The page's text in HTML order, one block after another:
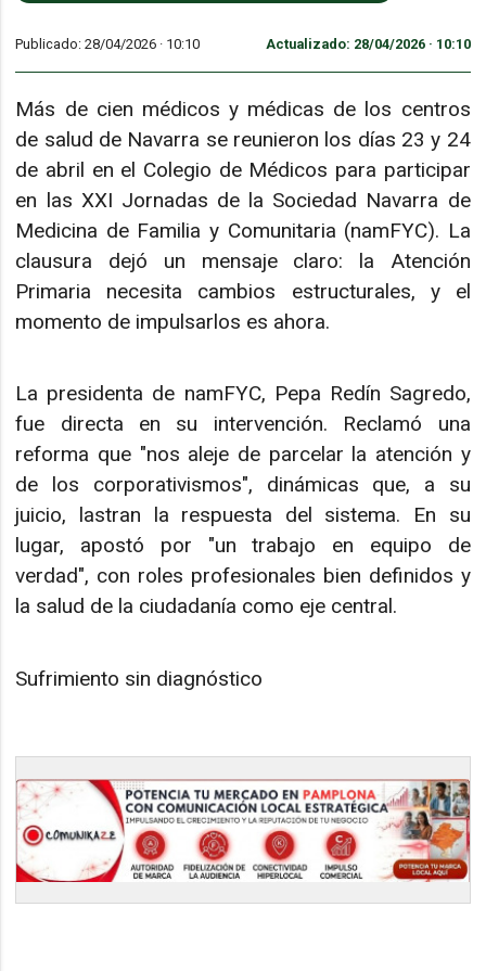
Publicado: 28/04/2026 · 10:10 Actualizado: 28/04/2026 · 10:10
Más de cien médicos y médicas de los centros
de salud de Navarra se reunieron los días 23 y 24
de abril en el Colegio de Médicos para participar
en las XXI Jornadas de la Sociedad Navarra de
Medicina de Familia y Comunitaria (namFYC). La
clausura dejó un mensaje claro: la Atención
Primaria necesita cambios estructurales, y el
momento de impulsarlos es ahora.
La presidenta de namFYC, Pepa Redín Sagredo,
fue directa en su intervención. Reclamó una
reforma que "nos aleje de parcelar la atención y
de los corporativismos", dinámicas que, a su
juicio, lastran la respuesta del sistema. En su
lugar, apostó por "un trabajo en equipo de
verdad", con roles profesionales bien definidos y
la salud de la ciudadanía como eje central.
Sufrimiento sin diagnóstico